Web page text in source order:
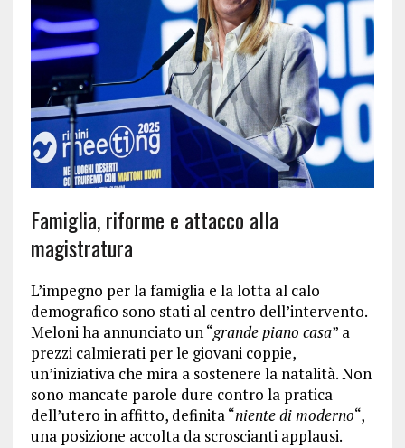
Famiglia, riforme e attacco alla
magistratura
L’impegno per la famiglia e la lotta al calo
demografico sono stati al centro dell’intervento.
Meloni ha annunciato un “grande piano casa” a
prezzi calmierati per le giovani coppie,
un’iniziativa che mira a sostenere la natalità. Non
sono mancate parole dure contro la pratica
dell’utero in affitto, definita “niente di moderno“,
una posizione accolta da scroscianti applausi.